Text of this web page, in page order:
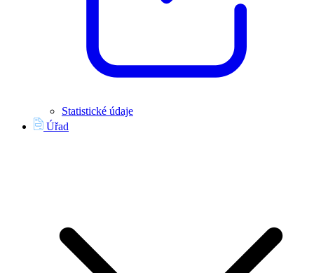
Statistické údaje
Úřad